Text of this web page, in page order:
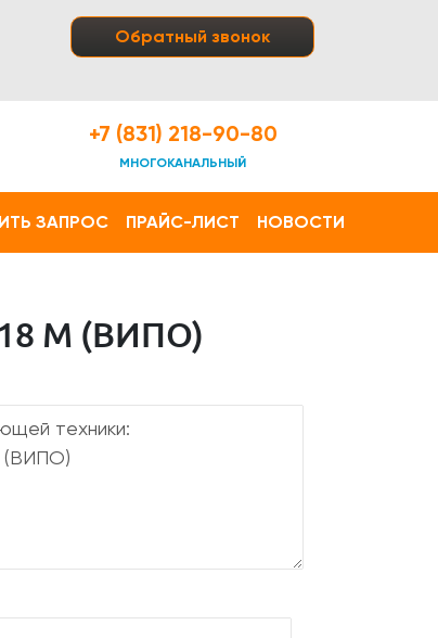
Обратный звонок
+7 (831) 218-90-80
МНОГОКАНАЛЬНЫЙ
ЗАПРОС ПРАЙС-ЛИСТ НОВОСТИ
М (ВИПО)